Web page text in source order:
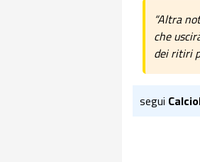
“Altra
che
dei ritiri
segui